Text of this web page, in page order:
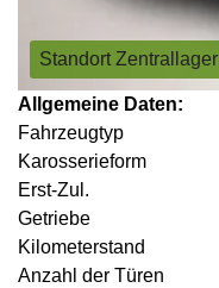
Standort Zentrallager
Allgemeine Daten:
Fahrzeugtyp
Karosserieform
Erst-Zul.
Getriebe
Kilometerstand
Anzahl der Türen